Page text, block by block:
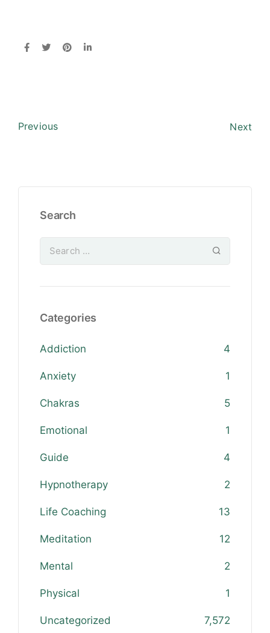
Previous Next
Search
Categories
Addiction 4
Anxiety 1
Chakras 5
Emotional 1
Guide 4
Hypnotherapy 2
Life Coaching 13
Meditation 12
Mental 2
Physical 1
Uncategorized 7,572